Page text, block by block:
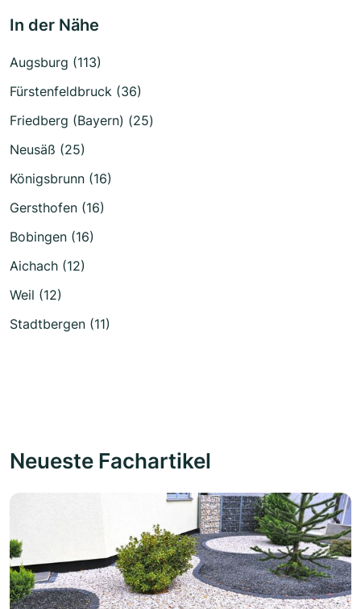
In der Nähe
Augsburg (113)
Fürstenfeldbruck (36)
Friedberg (Bayern) (25)
Neusäß (25)
Königsbrunn (16)
Gersthofen (16)
Bobingen (16)
Aichach (12)
Weil (12)
Stadtbergen (11)
Neueste Fachartikel